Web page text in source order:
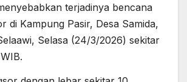
terjadinya bencana
di Kampung Pasir, Desa Samida,
Selasa (24/3/2026) sekitar